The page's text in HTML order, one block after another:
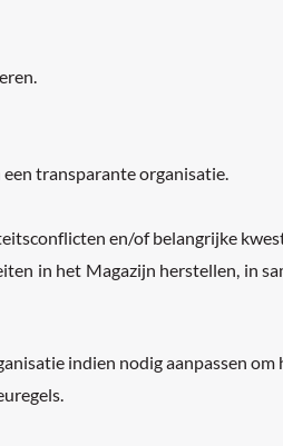
transparante organisatie.
en/of belangrijke
in het Magazijn herstellen, in
indien nodig aanpassen